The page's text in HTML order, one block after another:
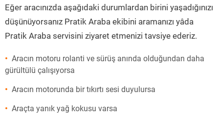
Eğer aracınızda aşağıdaki durumlardan birini yaşadığınızı
düşünüyorsanız Pratik Araba ekibini aramanızı yâda
Pratik Araba servisini ziyaret etmenizi tavsiye ederiz.
Aracın motoru rolanti ve sürüş anında olduğundan daha
gürültülü çalışıyorsa
Aracın motorunda bir tıkırtı sesi duyulursa
Araçta yanık yağ kokusu varsa